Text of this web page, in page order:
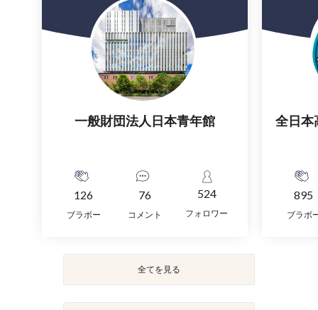
一般財団法人日本青年館
126
ブラボー
76
コメント
524
フォロワー
全日本
895
ブラボ
全てを見る